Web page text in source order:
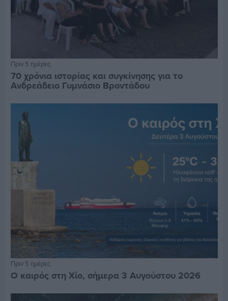
Πριν 5 ημέρες
70 χρόνια ιστορίας και συγκίνησης για το
Ανδρεάδειο Γυμνάσιο Βροντάδου
Πριν 5 ημέρες
Ο καιρός στη Χίο, σήμερα 3 Αυγούστου 2026